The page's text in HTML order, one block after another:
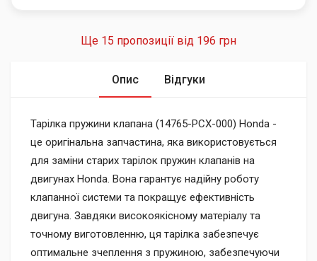
Ще 15 пропозиції від 196 грн
Опис Відгуки
Тарілка пружини клапана (14765-PCX-000) Honda -
це оригінальна запчастина, яка використовується
для заміни старих тарілок пружин клапанів на
двигунах Honda. Вона гарантує надійну роботу
клапанної системи та покращує ефективність
двигуна. Завдяки високоякісному матеріалу та
точному виготовленню, ця тарілка забезпечує
оптимальне зчеплення з пружиною, забезпечуючи